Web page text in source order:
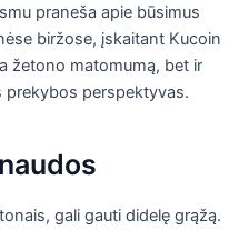
praneša apie būsimus
biržose, įskaitant Kucoin
žetono matomumą, bet ir
prekybos perspektyvas.
gali gauti didelę grąžą.